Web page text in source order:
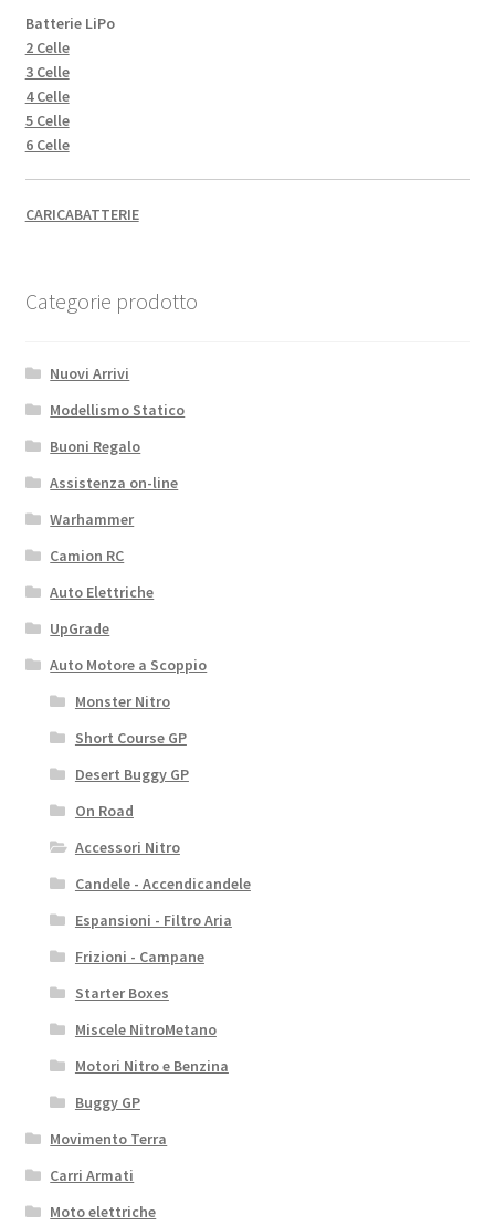
Batterie LiPo
2 Celle
3 Celle
4 Celle
5 Celle
6 Celle
CARICABATTERIE
Categorie prodotto
Nuovi Arrivi
Modellismo Statico
Buoni Regalo
Assistenza on-line
Warhammer
Camion RC
Auto Elettriche
UpGrade
Auto Motore a Scoppio
Monster Nitro
Short Course GP
Desert Buggy GP
On Road
Accessori Nitro
Candele - Accendicandele
Espansioni - Filtro Aria
Frizioni - Campane
Starter Boxes
Miscele NitroMetano
Motori Nitro e Benzina
Buggy GP
Movimento Terra
Carri Armati
Moto elettriche